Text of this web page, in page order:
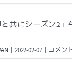
共にシーズン2」
2022-02-07
神
と
コメン